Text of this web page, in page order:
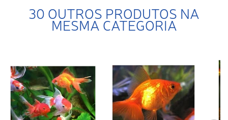
30 OUTROS PRODUTOS NA
MESMA CATEGORIA